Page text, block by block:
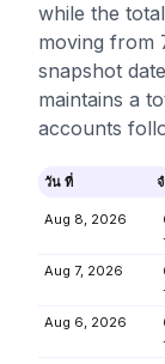
while the
moving from
snapshot
maintains a
accounts
วัน ที่
Aug 8, 2026
Aug 7, 2026
Aug 6, 2026